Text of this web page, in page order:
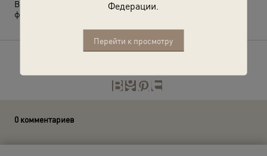
Федерации.
Перейти к просмотру
Выставка
и видео«Георгий Петрусов»
фотографией.
0 комментариев